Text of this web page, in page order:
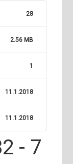
28
2.56 MB
1
11.1.2018
11.1.2018
- 7